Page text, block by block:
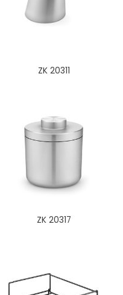
ZK 20311
ZK 20317